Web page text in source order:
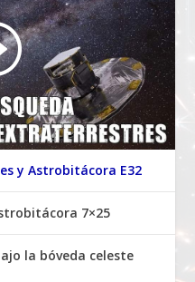
y Astrobitácora E32
7×25
la bóveda celeste